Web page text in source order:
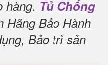
hàng. Tủ Chống
Hãng Bảo Hành
Bảo trì sản